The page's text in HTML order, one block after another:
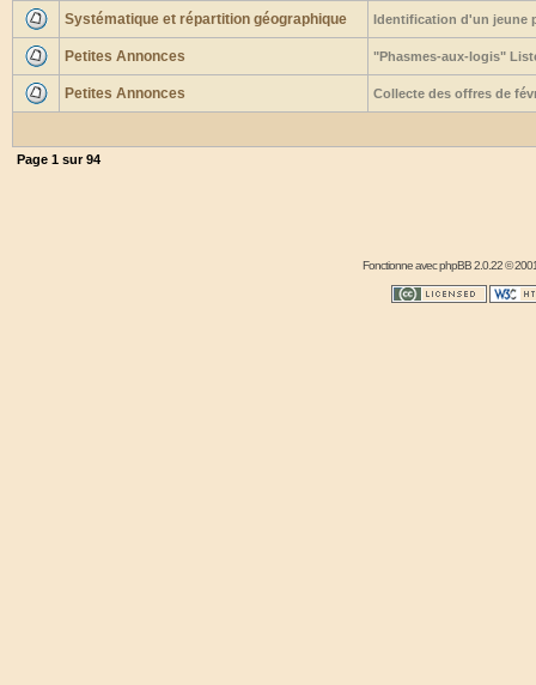
Systématique et répartition géographique Identification d'un jeune
Petites Annonces "Phasmes-aux-logis"
Petites Annonces Collecte des offres de
Page 1 sur94
Fonctionne avecphpBB2.0.22 ©